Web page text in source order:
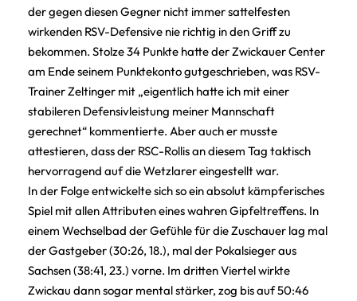
der gegen diesen Gegner nicht immer sattelfesten
wirkenden RSV-Defensive nie richtig in den Griff zu
bekommen. Stolze 34 Punkte hatte der Zwickauer Center
am Ende seinem Punktekonto gutgeschrieben, was RSV-
Trainer Zeltinger mit „eigentlich hatte ich mit einer
stabileren Defensivleistung meiner Mannschaft
gerechnet“ kommentierte. Aber auch er musste
attestieren, dass der RSC-Rollis an diesem Tag taktisch
hervorragend auf die Wetzlarer eingestellt war.
In der Folge entwickelte sich so ein absolut kämpferisches
Spiel mit allen Attributen eines wahren Gipfeltreffens. In
einem Wechselbad der Gefühle für die Zuschauer lag mal
der Gastgeber (30:26, 18.), mal der Pokalsieger aus
Sachsen (38:41, 23.) vorne. Im dritten Viertel wirkte
Zwickau dann sogar mental stärker, zog bis auf 50:46